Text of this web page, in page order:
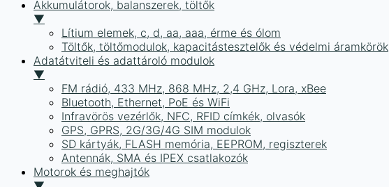
Akkumulátorok, balanszerek, töltők
▼
Lítium elemek, c, d, aa, aaa, érme és ólom
Töltők, töltőmodulok, kapacitástesztelők és védelmi áramkörök
Adatátviteli és adattároló modulok
▼
FM rádió, 433 MHz, 868 MHz, 2,4 GHz, Lora, xBee
Bluetooth, Ethernet, PoE és WiFi
Infravörös vezérlők, NFC, RFID címkék, olvasók
GPS, GPRS, 2G/3G/4G SIM modulok
SD kártyák, FLASH memória, EEPROM, regiszterek
Antennák, SMA és IPEX csatlakozók
Motorok és meghajtók